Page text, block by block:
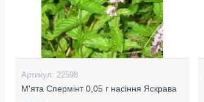
22598
М'ята Спермінт 0,05 г насіння Яскрава